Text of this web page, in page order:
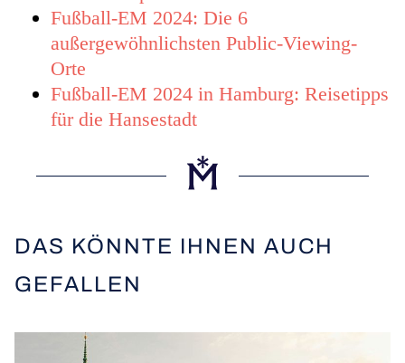
Fußball-EM 2024: Die 6
außergewöhnlichsten Public-Viewing-
Orte
Fußball-EM 2024 in Hamburg: Reisetipps
für die Hansestadt
DAS KÖNNTE IHNEN AUCH
GEFALLEN